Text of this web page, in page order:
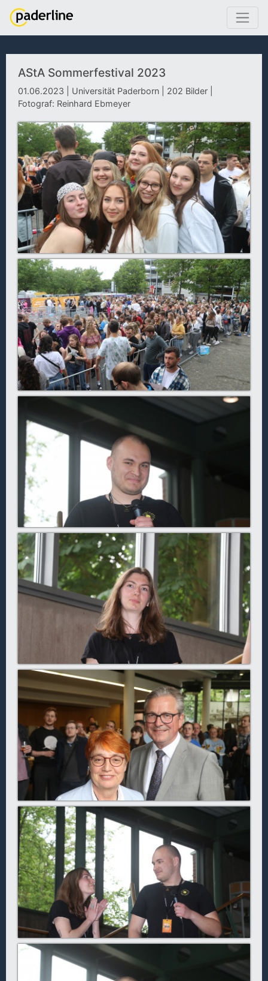
AStA Sommerfestival 2023
01.06.2023 | Universität Paderborn | 202 Bilder |
Fotograf: Reinhard Ebmeyer